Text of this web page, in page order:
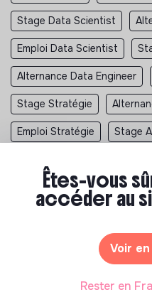
Stage Data Scientist
Emploi Data Scientist
Alternance Data Engineer
Stage Stratégie
Emploi Stratégie Stage
Stage Humanitaire
Êtes-vous
accéder au
Voir
Rester en